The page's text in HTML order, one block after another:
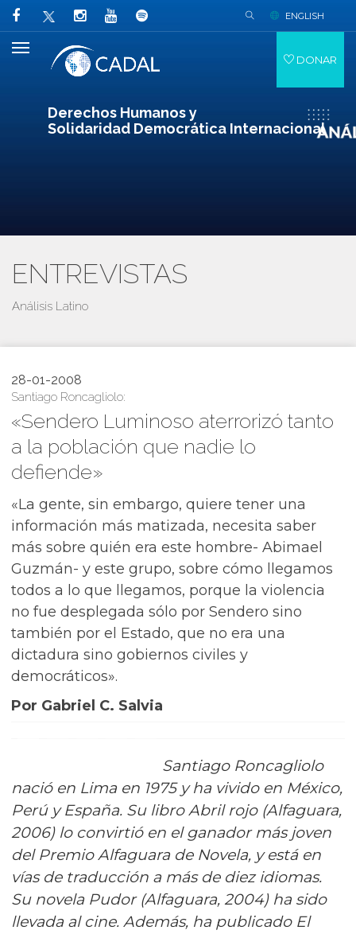
Derechos Humanos y
Solidaridad Democrática Internacional
ENGLISH
DONAR
ENTREVISTAS
Análisis Latino
28-01-2008
Santiago Roncagliolo:
«Sendero Luminoso aterrorizó tanto
a la población que nadie lo
defiende»
«La gente, sin embargo, quiere tener una
información más matizada, necesita saber
más sobre quién era este hombre- Abimael
Guzmán- y este grupo, sobre cómo llegamos
todos a lo que llegamos, porque la violencia
no fue desplegada sólo por Sendero sino
también por el Estado, que no era una
dictadura sino gobiernos civiles y
democráticos».
Por Gabriel C. Salvia
Santiago Roncagliolo
nació en Lima en 1975 y ha vivido en México,
Perú y España. Su libro Abril rojo (Alfaguara,
2006) lo convirtió en el ganador más joven
del Premio Alfaguara de Novela, y está en
vías de traducción a más de diez idiomas.
Su novela Pudor (Alfaguara, 2004) ha sido
llevada al cine. Además, ha publicado El